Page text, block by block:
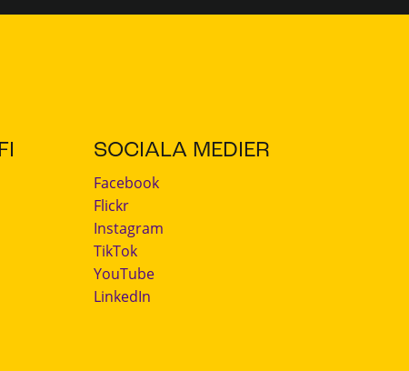
SOCIALA MEDIER
Facebook
Flickr
Instagram
TikTok
YouTube
LinkedIn